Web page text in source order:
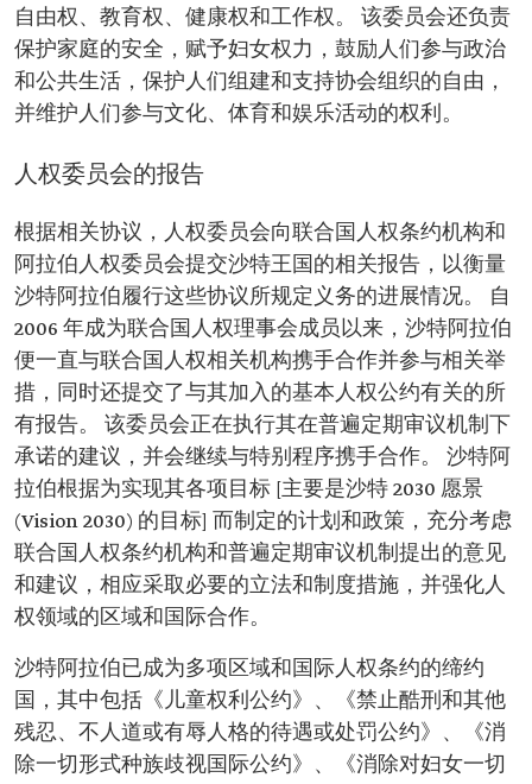
自由权、教育权、健康权和工作权。 该委员会还负责
保护家庭的安全，赋予妇女权力，鼓励人们参与政治
和公共生活，保护人们组建和支持协会组织的自由，
并维护人们参与文化、体育和娱乐活动的权利。
人权委员会的报告
根据相关协议，人权委员会向联合国人权条约机构和
阿拉伯人权委员会提交沙特王国的相关报告，以衡量
沙特阿拉伯履行这些协议所规定义务的进展情况。 自
2006 年成为联合国人权理事会成员以来，沙特阿拉伯
便一直与联合国人权相关机构携手合作并参与相关举
措，同时还提交了与其加入的基本人权公约有关的所
有报告。 该委员会正在执行其在普遍定期审议机制下
承诺的建议，并会继续与特别程序携手合作。 沙特阿
拉伯根据为实现其各项目标 [主要是沙特 2030 愿景
(Vision 2030) 的目标] 而制定的计划和政策，充分考虑
联合国人权条约机构和普遍定期审议机制提出的意见
和建议，相应采取必要的立法和制度措施，并强化人
权领域的区域和国际合作。
沙特阿拉伯已成为多项区域和国际人权条约的缔约
国，其中包括《儿童权利公约》、《禁止酷刑和其他
残忍、不人道或有辱人格的待遇或处罚公约》、《消
除一切形式种族歧视国际公约》、《消除对妇女一切